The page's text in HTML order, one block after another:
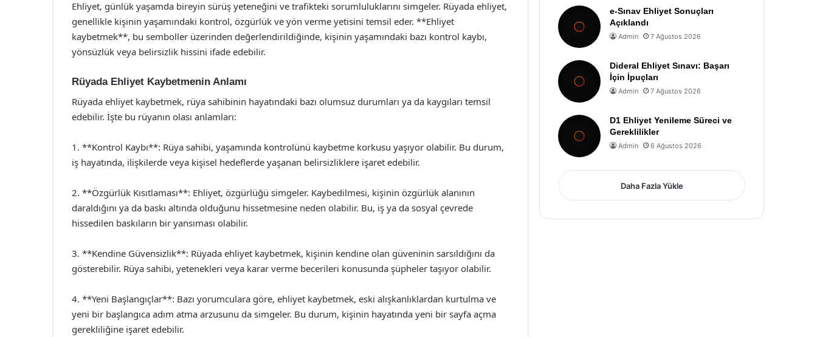
Ehliyet, günlük yaşamda bireyin sürüş yeteneğini ve trafikteki sorumluluklarını simgeler. Rüyada ehliyet,
genellikle kişinin yaşamındaki kontrol, özgürlük ve yön verme yetisini temsil eder. **Ehliyet
kaybetmek**, bu semboller üzerinden değerlendirildiğinde, kişinin yaşamındaki bazı kontrol kaybı,
yönsüzlük veya belirsizlik hissini ifade edebilir.
Rüyada Ehliyet Kaybetmenin Anlamı
Rüyada ehliyet kaybetmek, rüya sahibinin hayatındaki bazı olumsuz durumları ya da kaygıları temsil
edebilir. İşte bu rüyanın olası anlamları:
1. **Kontrol Kaybı**: Rüya sahibi, yaşamında kontrolünü kaybetme korkusu yaşıyor olabilir. Bu durum,
iş hayatında, ilişkilerde veya kişisel hedeflerde yaşanan belirsizliklere işaret edebilir.
2. **Özgürlük Kısıtlaması**: Ehliyet, özgürlüğü simgeler. Kaybedilmesi, kişinin özgürlük alanının
daraldığını ya da baskı altında olduğunu hissetmesine neden olabilir. Bu, iş ya da sosyal çevrede
hissedilen baskıların bir yansıması olabilir.
3. **Kendine Güvensizlik**: Rüyada ehliyet kaybetmek, kişinin kendine olan güveninin sarsıldığını da
gösterebilir. Rüya sahibi, yetenekleri veya karar verme becerileri konusunda şüpheler taşıyor olabilir.
4. **Yeni Başlangıçlar**: Bazı yorumculara göre, ehliyet kaybetmek, eski alışkanlıklardan kurtulma ve
yeni bir başlangıca adım atma arzusunu da simgeler. Bu durum, kişinin hayatında yeni bir sayfa açma
gerekliliğine işaret edebilir.
e-Sınav Ehliyet Sonuçları
Açıklandı
Admin 7 Ağustos 2026
Dideral Ehliyet Sınavı: Başarı
İçin İpuçları
Admin 7 Ağustos 2026
D1 Ehliyet Yenileme Süreci ve
Gereklilikler
Admin 6 Ağustos 2026
Daha Fazla Yükle